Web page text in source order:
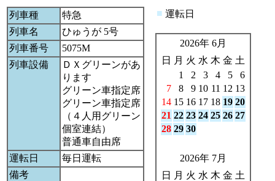
列車種
特急
列車名
ひゅうが 5号
列車番号
5075M
列車設備
ＤＸグリーンがあ
ります
グリーン車指定席
グリーン車指定席
（４人用グリーン
個室連結）
普通車自由席
運転日
毎日運転
備考
■ 運転日
2026年 6月
日
月 火 水 木 金 土
1
2 3 4 5
6
7
8 9 10 11 12 13
14 15 16 17 18 19 20
21 22 23 24 25 26 27
28 29 30
2026年 7月
日
月 火 水 木 金 土